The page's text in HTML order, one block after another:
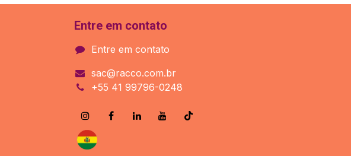
Entre em contato
Entre em contato
sac@racco.com.br
+55 41 99796-0248